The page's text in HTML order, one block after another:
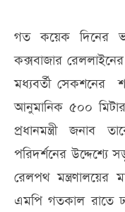
গত কয়েক দিনের
কক্সবাজার
মধ্যবর্তী সেকশনের
আনুমানিক ৫০০
প্রধানমন্ত্রী জনাব
পরিদর্শনের
রেলপথ মন্ত্রণালয়ের
এমপি গতকাল রাতে